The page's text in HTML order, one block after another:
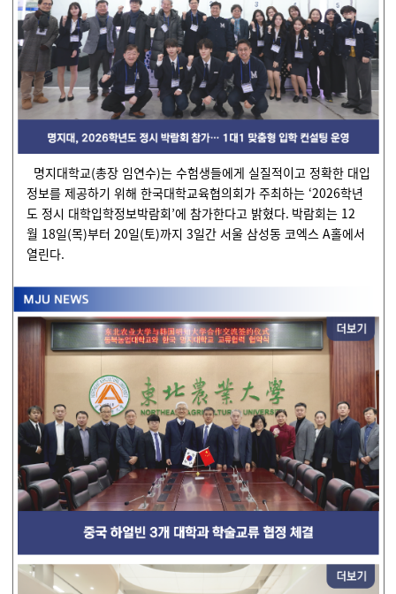
명지대학교(총장 임연수)는 수험생들에게 실질적이고 정확한 대입
정보를 제공하기 위해 한국대학교육협의회가 주최하는 ‘2026학년
도 정시 대학입학정보박람회’에 참가한다고 밝혔다. 박람회는 12
월 18일(목)부터 20일(토)까지 3일간 서울 삼성동 코엑스 A홀에서
열린다.